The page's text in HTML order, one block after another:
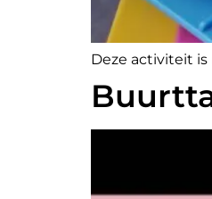
Deze activiteit